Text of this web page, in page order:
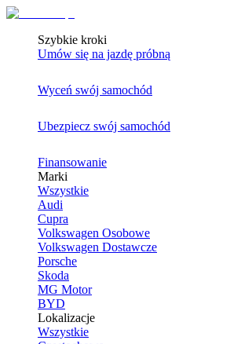
Szybkie kroki
Umów się na jazdę próbną
Wyceń swój samochód
Ubezpiecz swój samochód
Finansowanie
Marki
Wszystkie
Audi
Cupra
Volkswagen Osobowe
Volkswagen Dostawcze
Porsche
Skoda
MG Motor
BYD
Lokalizacje
Wszystkie